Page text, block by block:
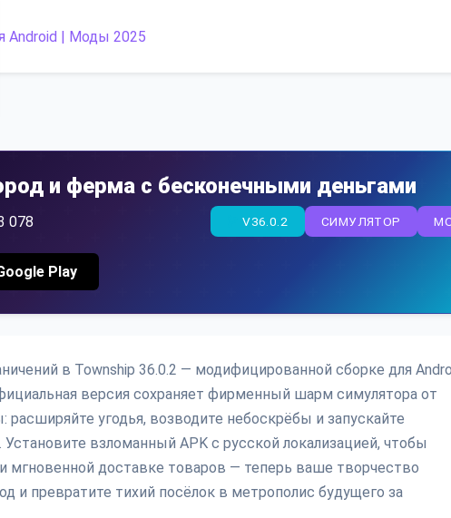
и ферма с бесконечными деньгами
078 СИМУЛЯТОР
V36.0.2
Play
в Township 36.0.2 — модифицированной сборке для
версия сохраняет фирменный шарм симулятора от
угодья, возводите небоскрёбы и запускайте
взломанный APK с русской локализацией, чтобы
мгновенной доставке товаров — теперь ваше творчество
и превратите тихий посёлок в метрополис будущего за